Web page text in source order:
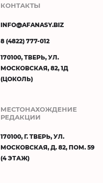
КОНТАКТЫ
INFO@AFANASY.BIZ
8 (4822) 777-012
170100, ТВЕРЬ, УЛ.
МОСКОВСКАЯ, 82, 1Д
(ЦОКОЛЬ)
МЕСТОНАХОЖДЕНИЕ
РЕДАКЦИИ
170100, Г. ТВЕРЬ, УЛ.
МОСКОВСКАЯ, Д. 82, ПОМ. 59
(4 ЭТАЖ)